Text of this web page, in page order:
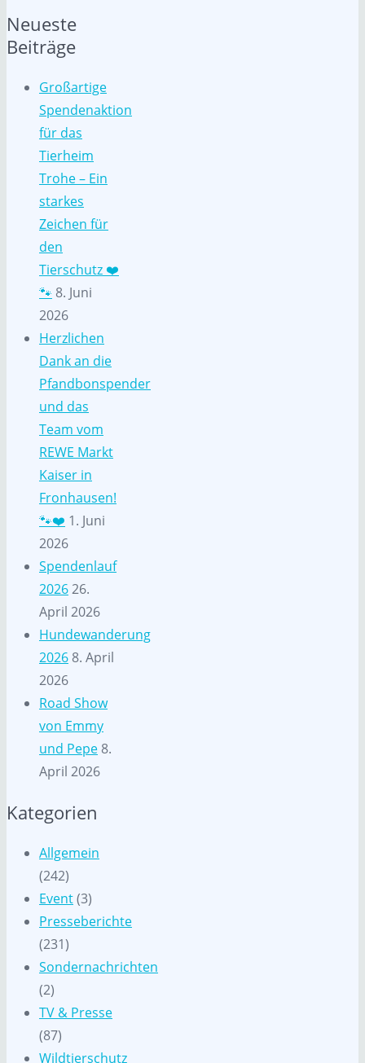
Neueste
Beiträge
Großartige
Spendenaktion
für das
Tierheim
Trohe – Ein
starkes
Zeichen für
den
Tierschutz ❤️
🐾 8. Juni
2026
Herzlichen
Dank an die
Pfandbonspender
und das
Team vom
REWE Markt
Kaiser in
Fronhausen!
🐾❤️ 1. Juni
2026
Spendenlauf
202626.
April 2026
Hundewanderung
2026 8. April
2026
Road Show
von Emmy
und Pepe 8.
April 2026
Kategorien
Allgemein
(242)
Event(3)
Presseberichte
(231)
Sondernachrichten
(2)
TV & Presse
(87)
Wildtierschutz